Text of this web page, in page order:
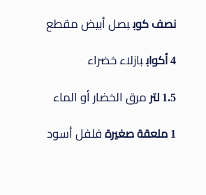
نصف كوب بصل أبيض مقطع
4 أكواب بازلاء خضراء
1.5 لتر مرق الخضار أو الماء
1 ملعقة صغيرة فلفل أسود